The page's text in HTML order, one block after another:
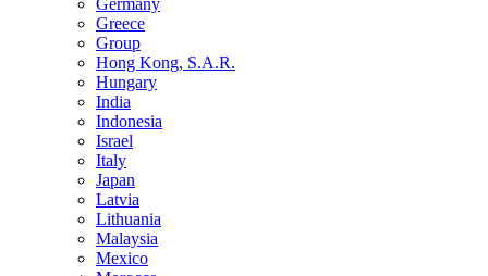
Germany
Greece
Group
Hong Kong, S.A.R.
Hungary
India
Indonesia
Israel
Italy
Japan
Latvia
Lithuania
Malaysia
Mexico